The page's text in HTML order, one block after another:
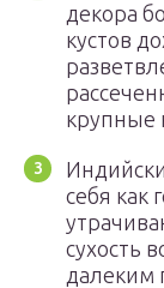
декора
кустов
крупные
себя как
сухость
далеким